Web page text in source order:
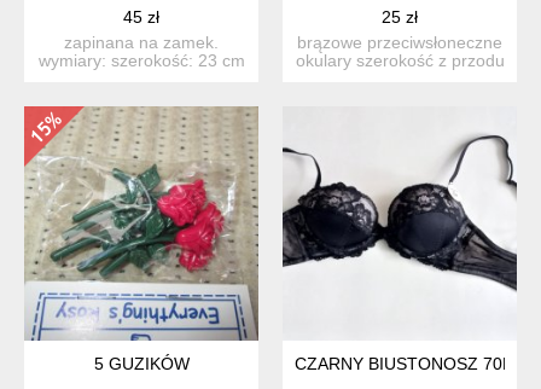
45 zł
zapinana na zamek.
wymiary: szerokość: 23 cm
25 zł
brązowe przeciwsłoneczne
okulary szerokość z przodu
5 GUZIKÓW CZARNY BIUSTONOSZ 70B